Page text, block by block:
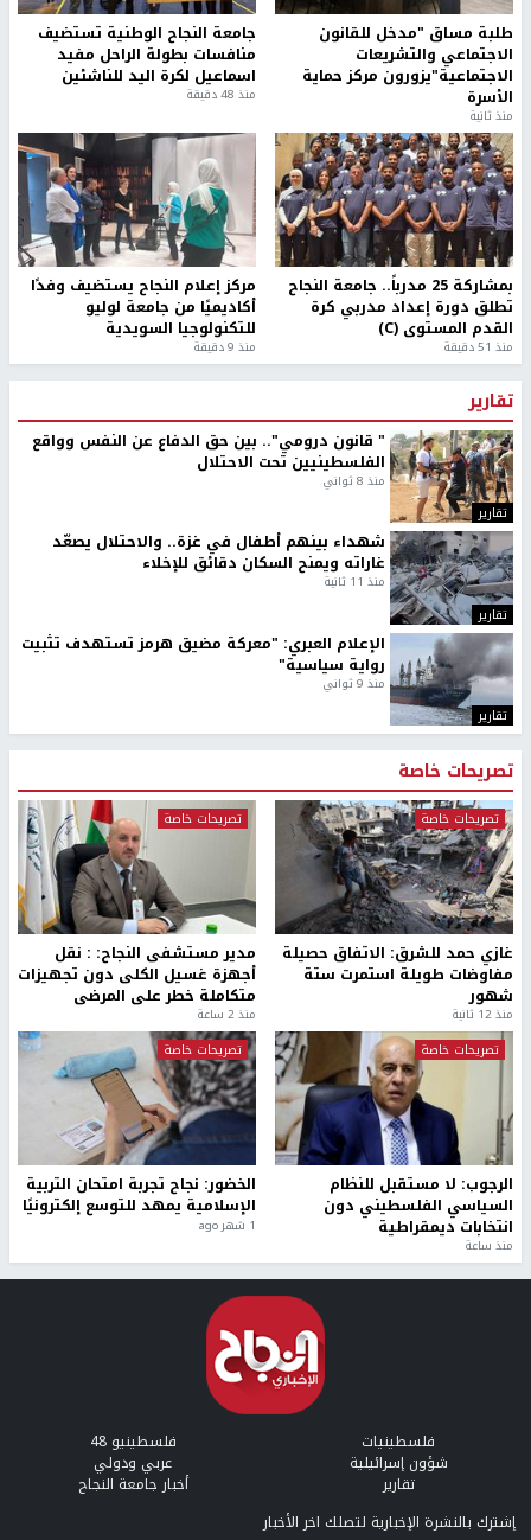
طلبة مساق "مدخل للقانون
الاجتماعي والتشريعات
الاجتماعية"يزورون مركز حماية
الأسرة
منذ ثانية
جامعة النجاح الوطنية تستضيف
منافسات بطولة الراحل مفيد
اسماعيل لكرة اليد للناشئين
منذ 48 دقيقة
بمشاركة 25 مدرباً.. جامعة النجاح
تطلق دورة إعداد مدربي كرة
القدم المستوى (C)
منذ 51 دقيقة
مركز إعلام النجاح يستضيف وفدًا
أكاديميًا من جامعة لوليو
للتكنولوجيا السويدية
منذ 9 دقيقة
تقارير
تقارير
" قانون درومي".. بين حق الدفاع عن النفس وواقع
الفلسطينيين تحت الاحتلال
منذ 8 ثواني
تقارير
شهداء بينهم أطفال في غزة.. والاحتلال يصعّد
غاراته ويمنح السكان دقائق للإخلاء
منذ 11 ثانية
تقارير
الإعلام العبري: "معركة مضيق هرمز تستهدف تثبيت
رواية سياسية"
منذ 9 ثواني
تصريحات خاصة
تصريحات خاصة
غازي حمد للشرق: الاتفاق حصيلة
مفاوضات طويلة استمرت ستة
شهور
منذ 12 ثانية
تصريحات خاصة
مدير مستشفى النجاح: : نقل
أجهزة غسيل الكلى دون تجهيزات
متكاملة خطر على المرضى
منذ 2 ساعة
تصريحات خاصة
الرجوب: لا مستقبل للنظام
السياسي الفلسطيني دون
انتخابات ديمقراطية
منذ ساعة
تصريحات خاصة
الخضور: نجاح تجربة امتحان التربية
الإسلامية يمهد للتوسع إلكترونيًا
1 شهر ago
فلسطينيات فلسطينيو 48
شؤون إسرائيلية عربي ودولي
تقارير
أخبار جامعة النجاح
إشترك بالنشرة الإخبارية لتصلك اخر الأخبار